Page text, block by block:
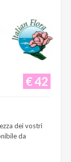
€ 42
dei vostri
da